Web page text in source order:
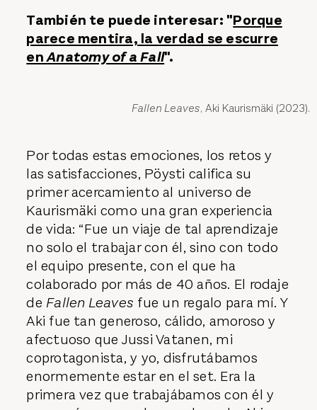
También te puede interesar: "Porque
parece mentira, la verdad se escurre
enAnatomy of a Fall".
Fallen Leaves, Aki Kaurismäki (2023).
Por todas estas emociones, los retos y
las satisfacciones, Pöysti califica su
primer acercamiento al universo de
Kaurismäki como una gran experiencia
de vida: “Fue un viaje de tal aprendizaje
no solo el trabajar con él, sino con todo
el equipo presente, con el que ha
colaborado por más de 40 años. El rodaje
de Fallen Leaves fue un regalo para mí. Y
Aki fue tan generoso, cálido, amoroso y
afectuoso que Jussi Vatanen, mi
coprotagonista, y yo, disfrutábamos
enormemente estar en el set. Era la
primera vez que trabajábamos con él y